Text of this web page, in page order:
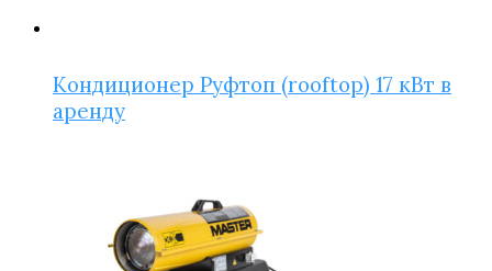
Кондиционер Руфтоп (rooftop) 17 кВт в
аренду